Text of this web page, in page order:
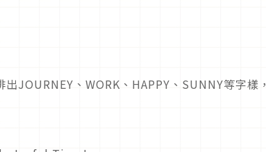
JOURNEY、WORK、HAPPY、SUNNY等字樣，